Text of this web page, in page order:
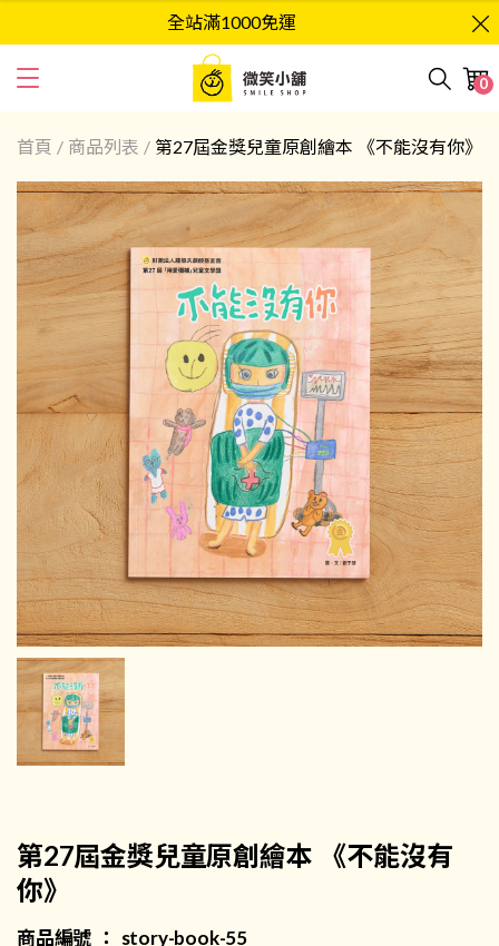
全站滿1000免運
0
首頁 / 商品列表 / 第27屆金獎兒童原創繪本 《不能沒有你》
第27屆金獎兒童原創繪本 《不能沒有
你》
商品編號 ： story-book-55